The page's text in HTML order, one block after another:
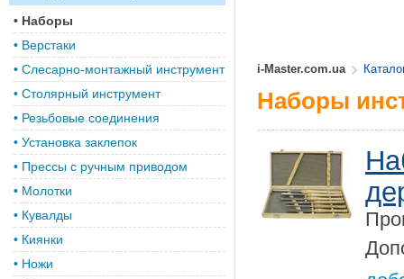
• Наборы
• Верстаки
• Слесарно-монтажный инструмент
• Столярный инструмент
• Резьбовые соединения
• Установка заклепок
• Прессы с ручным приводом
• Молотки
• Кувалды
• Киянки
• Ножи
i-Master.com.ua
Наборы